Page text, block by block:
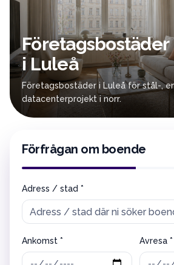
Företagsbostäder
i Luleå
Företagsbostäder i Luleå för stål-,
datacenterprojekt i norr.
Förfrågan om boende
Adress / stad *
Ankomst * Avresa *